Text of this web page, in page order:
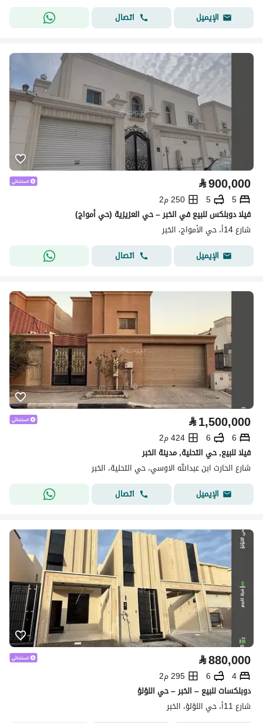
الإيميل
اتصال
⃁900,000
5
5
250 م2
فيلا دوبلكس للبيع في الخبر – حي العزيزية (حي أمواج)
شارع 14أ، حي الأمواج، الخبر
الإيميل
اتصال
⃁1,500,000
6
6
424 م2
فيلا للبيع, حي التحلية, مدينة الخبر
شارع الحارث ابن عبدالله الاوسي، حي التحلية، الخبر
الإيميل
اتصال
⃁880,000
4
6
295 م2
دوبلكسات للبيع – الخبر – حي اللؤلؤ
شارع 11أ، حي اللؤلؤ، الخبر